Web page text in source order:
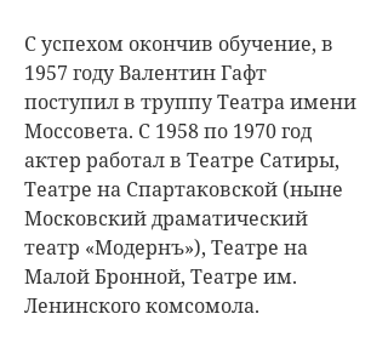
С успехом окончив обучение, в
1957 году Валентин Гафт
поступил в труппу Театра имени
Моссовета. С 1958 по 1970 год
актер работал в Театре Сатиры,
Театре на Спартаковской (ныне
Московский драматический
театр «Модернъ»), Театре на
Малой Бронной, Театре им.
Ленинского комсомола.